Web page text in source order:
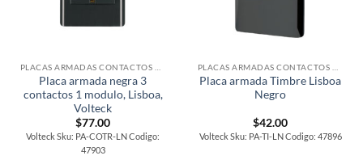
Placa armada negra 3
contactos 1 modulo, Lisboa,
Volteck
$77.00
Volteck Sku: PA-COTR-LN Codigo:
47903
Placa armada Timbre Lisboa
Negro
$42.00
Volteck Sku: PA-TI-LN Codigo: 47896